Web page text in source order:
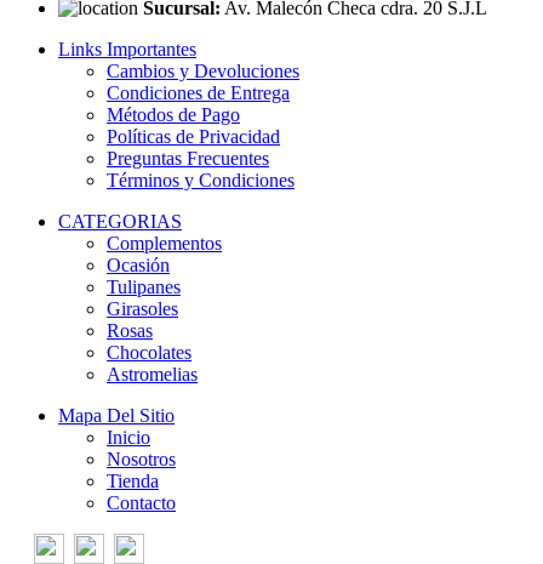
Sucursal: Av. Malecón Checa cdra. 20 S.J.L
Links Importantes
Cambios y Devoluciones
Condiciones de Entrega
Métodos de Pago
Políticas de Privacidad
Preguntas Frecuentes
Términos y Condiciones
CATEGORIAS
Complementos
Ocasión
Tulipanes
Girasoles
Rosas
Chocolates
Astromelias
Mapa Del Sitio
Inicio
Nosotros
Tienda
Contacto